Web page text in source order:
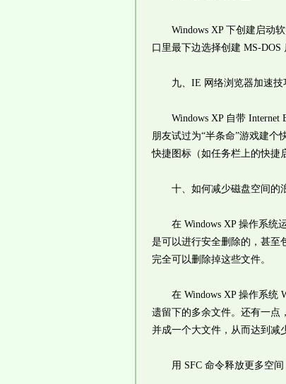
Windows XP 下创建启动软
口里最下边选择创建 MS-DOS
九、IE 网络浏览器加速技
Windows XP 自带 Internet
朋友试过为“半条命”游戏建个
快捷图标（如任务栏上的快捷
十、如何减少磁盘空间的
在 Windows XP 操作系统运
是可以进行安全删除的，甚至
完全可以删除掉这些文件。
在 Windows XP 操作系统
遗留下的多余文件。还有一点
并成一个大文件，从而达到减
用 SFC 命令释放更多空间（